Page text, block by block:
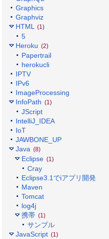
Graphics
Graphviz
HTML
(1)
5
Heroku (2)
Papertrail
herokucli
IPTV
IPv6
ImageProcessing
InfoPath (1)
JScript
IntelliJ_IDEA
IoT
JAWBONE_UP
Java (8)
Eclipse (1)
Cray
Eclipse3.1でiアプリ開発
Maven
Tomcat
log4j
携帯 (1)
サンプル
JavaScript (1)